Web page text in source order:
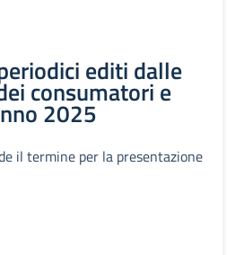
editi dalle
consumatori e
2025
il termine per la presentazione